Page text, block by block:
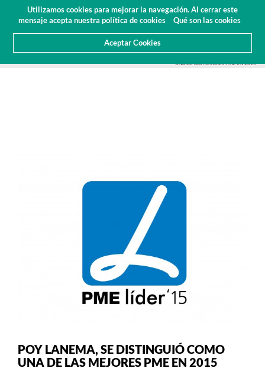
Utilizamos cookies para mejorar la navegación. Al cerrar este
mensaje acepta nuestra política de cookies
Qué son las cookies
Aceptar Cookies
Área Cliente
Presupuesto(0)
UNA DE LAS MEJORES PME EN 2015
POY LANEMA, SE DISTINGUIÓ COMO
UNA DE LAS MEJORES PME EN 2015